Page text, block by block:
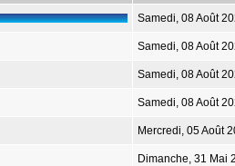
Samedi, 08 Août
Samedi, 08 Août
Samedi, 08 Août
Samedi, 08 Août
Mercredi, 05 Août
Dimanche, 31 Mai